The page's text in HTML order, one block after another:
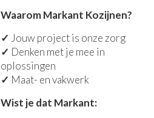
Waarom Markant Kozijnen?
✓ Jouw project is onze zorg
✓ Denken met je mee in
oplossingen
✓ Maat- en vakwerk
Wist je dat Markant: